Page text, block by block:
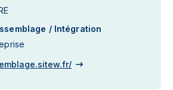
/ Intégration